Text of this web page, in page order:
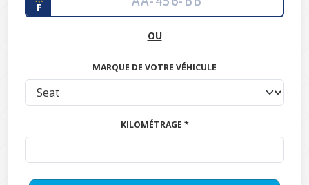
F
OU
MARQUE DE VOTRE VÉHICULE
KILOMÉTRAGE *